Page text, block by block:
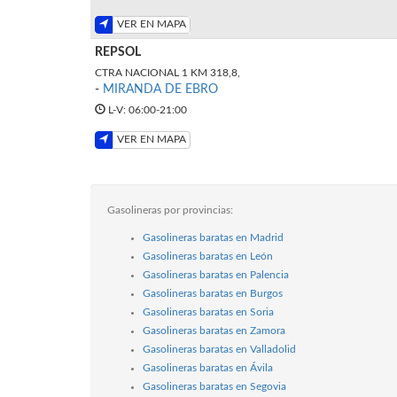
VER EN MAPA
REPSOL
CTRA NACIONAL 1 KM 318,8,
- MIRANDA DE EBRO
L-V: 06:00-21:00
VER EN MAPA
Gasolineras por provincias:
Gasolineras baratas en Madrid
Gasolineras baratas en León
Gasolineras baratas en Palencia
Gasolineras baratas en Burgos
Gasolineras baratas en Soria
Gasolineras baratas en Zamora
Gasolineras baratas en Valladolid
Gasolineras baratas en Ávila
Gasolineras baratas en Segovia